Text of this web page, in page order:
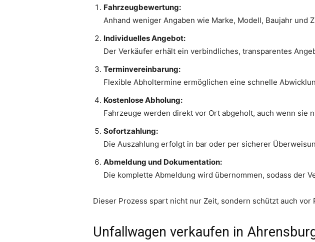
Fahrzeugbewertung:
Anhand weniger Angaben wie Marke, Modell, Baujahr
Individuelles Angebot:
Der Verkäufer erhält ein verbindliches, transparentes
Terminvereinbarung:
Flexible Abholtermine ermöglichen eine schnelle
Kostenlose Abholung:
Fahrzeuge werden direkt vor Ort abgeholt, auch wenn sie
Sofortzahlung:
Die Auszahlung erfolgt in bar oder per sicherer
Abmeldung und Dokumentation:
Die komplette Abmeldung wird übernommen, sodass der
Dieser Prozess spart nicht nur Zeit, sondern schützt auch
Unfallwagen verkaufen in